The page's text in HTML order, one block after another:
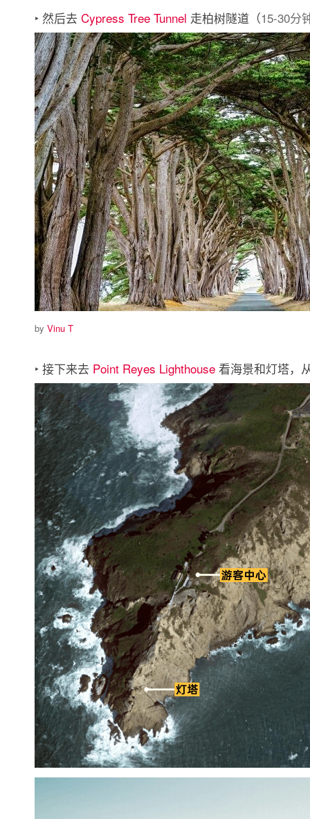
‣ 然后去 Cypress Tree Tunnel 走柏树隧道（15-30分
by Vinu T
‣ 接下来去 Point Reyes Lighthouse 看海景和灯塔，